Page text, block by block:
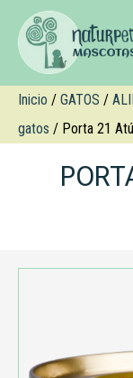
Inicio / GATOS /
gatos / Porta 21